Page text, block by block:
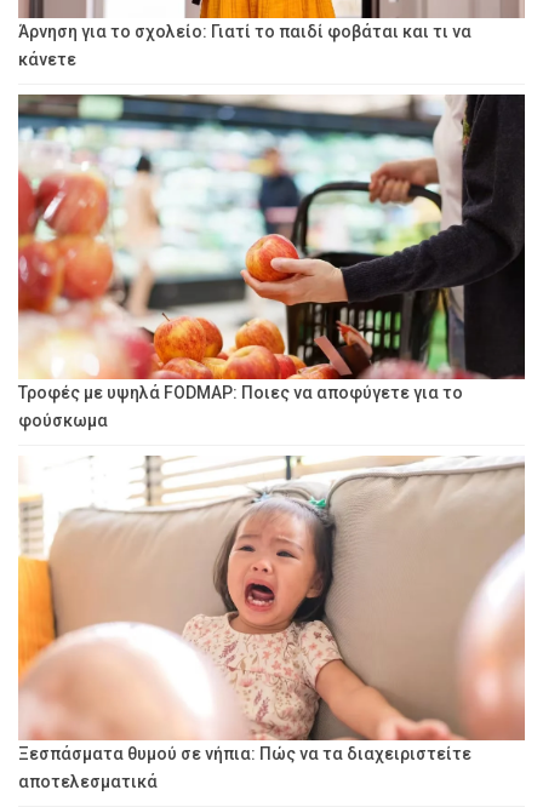
Άρνηση για το σχολείο: Γιατί το παιδί φοβάται και τι να
κάνετε
Τροφές με υψηλά FODMAP: Ποιες να αποφύγετε για το
φούσκωμα
Ξεσπάσματα θυμού σε νήπια: Πώς να τα διαχειριστείτε
αποτελεσματικά